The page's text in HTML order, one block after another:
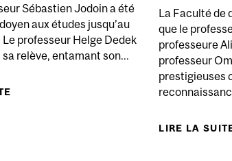
Sébastien Jodoin a été
aux études jusqu’au
Le professeur Helge Dedek
relève, entamant son...
DE SÉBASTIEN JODOIN ET HELGE
La Faculté de
que le
professeure
professeur
prestigieuses
LIRE LA